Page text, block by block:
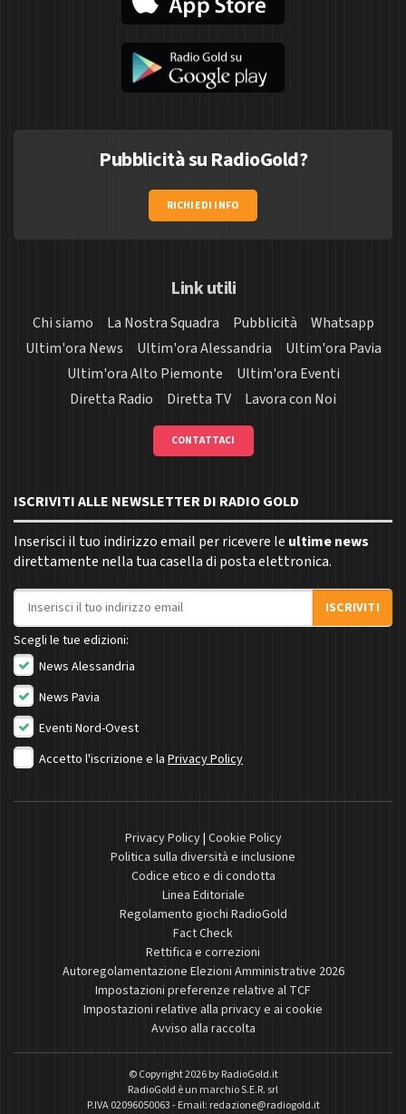
Pubblicità su RadioGold?
RICHIEDI INFO
Link utili
Chi siamo La Nostra Squadra Pubblicità
Whatsapp
Ultim'ora News
Ultim'ora Alessandria
Ultim'ora Pavia
Ultim'ora Alto Piemonte
Ultim'ora Eventi
Diretta Radio
Diretta TV Lavora con Noi
CONTATTACI
ISCRIVITI ALLE NEWSLETTER DI RADIO GOLD
Inserisci il tuo indirizzo email per ricevere le ultime news
direttamente nella tua casella di posta elettronica.
Indirizzo email
ISCRIVITI
Scegli le tue edizioni:
News Alessandria
News Pavia
Eventi Nord-Ovest
Accetto l'iscrizione e la Privacy Policy
Privacy Policy| Cookie Policy
Politica sulla diversità e inclusione
Codice etico e di condotta
Linea Editoriale
Regolamento giochi RadioGold
Fact Check
Rettifica e correzioni
Autoregolamentazione Elezioni Amministrative 2026
Impostazioni preferenze relative al TCF
Impostazioni relative alla privacy e ai cookie
Avviso alla raccolta
© Copyright 2026 byRadioGold.it
RadioGold è un marchio S.E.R. srl
P.IVA 02096050063 - Email: redazione@radiogold.it